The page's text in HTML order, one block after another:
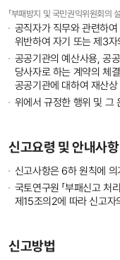
「부패방지 및 국민권익위원회의
공직자가 직무와 관련하
위반하여 자기 또는 제3
공공기관의 예산사용, 공
당사자로 하는 계약의 체
공공기관에 대하여 재산
위에서 규정한 행위 및 그
신고요령 및 안내사항
신고사항은 6하 원칙에
국토연구원 「부패신고 처
제15조의2에 따라 신고자
신고방법